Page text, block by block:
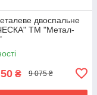
двоспальне
ТМ "Метал-
₴ 9 075 ₴